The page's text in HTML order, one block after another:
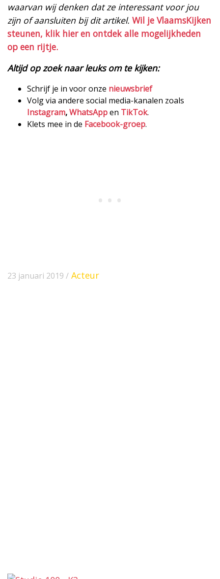
waarvan wij denken dat ze interessant voor jou
zijn of aansluiten bij dit artikel. Wil je VlaamsKijken
steunen, klik hier en ontdek alle mogelijkheden
op een rijtje.
Altijd op zoek naar leuks om te kijken:
Schrijf je in voor onze nieuwsbrief
Volg via andere social media-kanalen zoals
Instagram,WhatsAppen TikTok.
Klets mee in de Facebook-groep.
23 januari 2019 / Acteur